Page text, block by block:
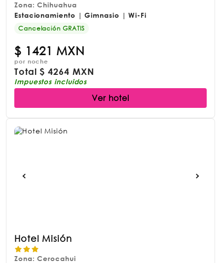
Zona: Chihuahua
Estacionamiento | Gimnasio | Wi-Fi
Cancelación GRATIS
$ 1421 MXN
por noche
Total$4264 MXN
Impuestos incluidos
Ver hotel
Hotel Misión
Zona: Cerocahui